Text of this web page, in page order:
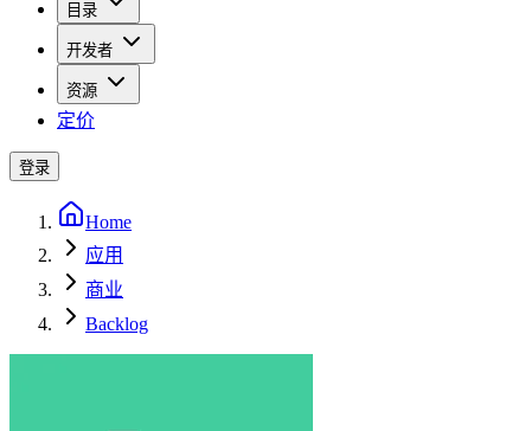
目录
开发者
资源
定价
登录
Home
应用
商业
Backlog